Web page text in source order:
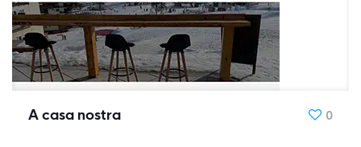
A casa nostra 0